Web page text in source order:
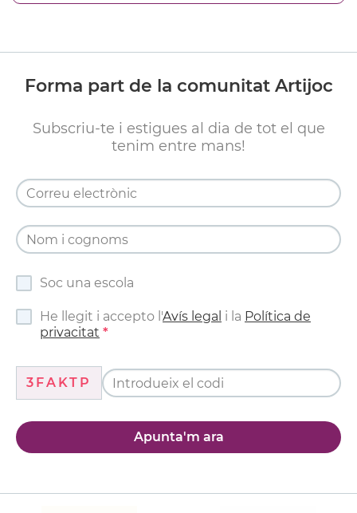
Forma part de la comunitat Artijoc
Subscriu-te i estigues al dia de tot el que
tenim entre mans!
Soc una escola
He llegit i accepto l'Avís legal i la Política de
privacitat
3FAKTP
Apunta'm ara